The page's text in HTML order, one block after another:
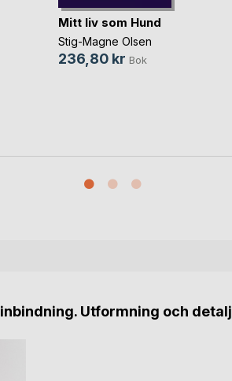
Mitt liv som Hund
Stig-Magne Olsen
236,80 kr Bok
Utformning och